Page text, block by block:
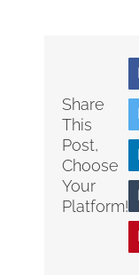
Share
This
Post,
Choose
Your
Platform!